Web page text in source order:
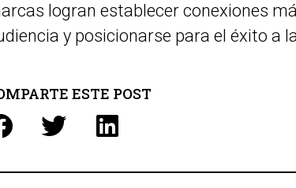
logran establecer conexiones
y posicionarse para el éxito a
ESTE POST